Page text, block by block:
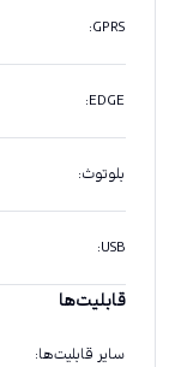
GPRS
:
EDGE
:
بلوتوث:
USB
:
قابلیت‌ها
سایر قابلیت‌ها: